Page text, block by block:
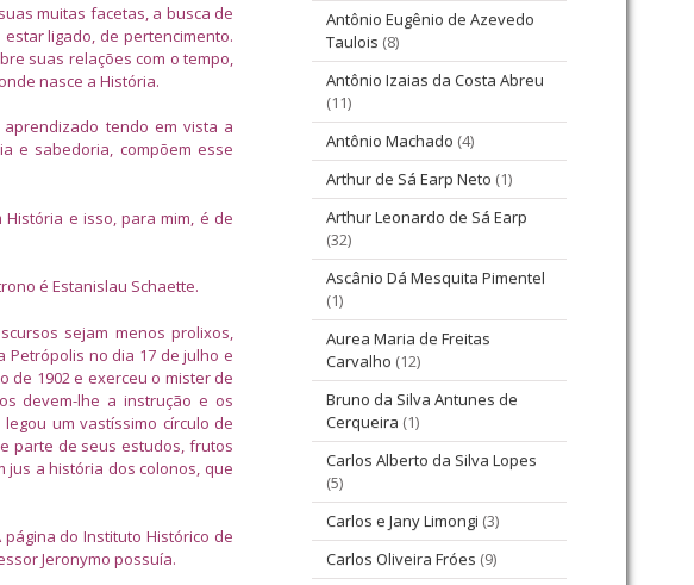
muitas facetas, a busca de
ligado, de pertencimento.
suas relações com o tempo,
nasce a História.
tendo em vista a
e sabedoria, compõem esse
e isso, para mim, é de
é Estanislau Schaette.
sejam menos prolixos,
Petrópolis no dia 17 de julho e
de 1902 e exerceu o mister de
devem-lhe a instrução e os
um vastíssimo círculo de
parte de seus estudos, frutos
jus a história dos colonos, que
do Instituto Histórico de
Jeronymo possuía.
Antônio Eugênio de Azevedo
Taulois (8)
Antônio Izaias da Costa Abreu
(11)
Antônio Machado (4)
Arthur de Sá Earp Neto (1)
Arthur Leonardo de Sá Earp
(32)
Ascânio Dá Mesquita Pimentel
(1)
Aurea Maria de Freitas
Carvalho (12)
Bruno da Silva Antunes de
Cerqueira (1)
Carlos Alberto da Silva Lopes
(5)
Carlos e Jany Limongi (3)
Carlos Oliveira Fróes (9)